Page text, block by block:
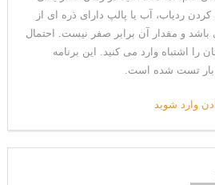
کردن ردیاب، آب یا پالپ دارای ذره ای از
باشد و مقدار آن برابر صفر نیست. احتمال
را اشتباه وارد می کنید. این برنامه
بار تست شده است.
وارد شوید